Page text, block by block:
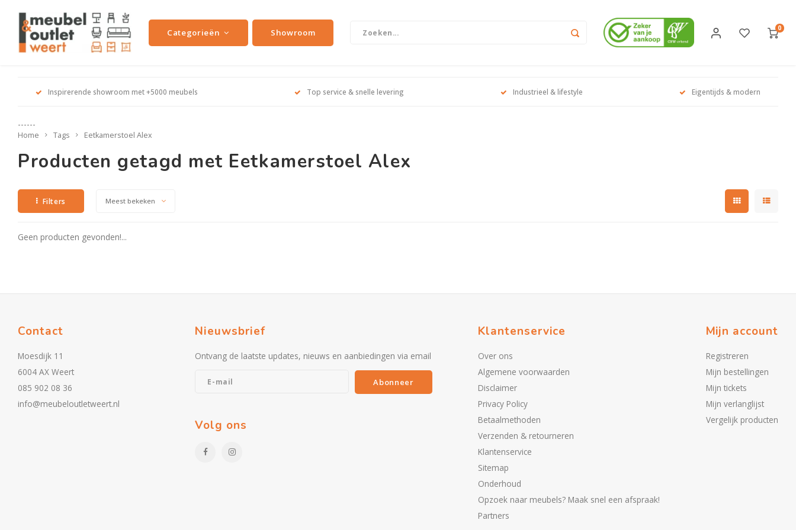
Categorieën Showroom 0
Inspirerende showroom met +5000 meubels Top service & snelle levering Industrieel & lifestyle Eigentijds & modern
------
Home Tags Eetkamerstoel Alex
Producten getagd met Eetkamerstoel Alex
Filters Meest bekeken
Geen producten gevonden!...
Contact
Moesdijk 11
6004 AX Weert
085 902 08 36
info@meubeloutletweert.nl
Nieuwsbrief
Ontvang de laatste updates, nieuws en aanbiedingen via email
Abonneer
Volg ons
Klantenservice
Over ons
Algemene voorwaarden
Disclaimer
Privacy Policy
Betaalmethoden
Verzenden & retourneren
Klantenservice
Sitemap
Onderhoud
Opzoek naar meubels? Maak snel een afspraak!
Partners
Mijn account
Registreren
Mijn bestellingen
Mijn tickets
Mijn verlanglijst
Vergelijk producten